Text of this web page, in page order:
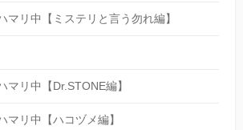
マリ中【ミステリと言う勿れ編】
マリ中【Dr.STONE編】
マリ中【ハコヅメ編】